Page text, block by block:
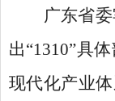
广东省
出“1310”具
现代化产业